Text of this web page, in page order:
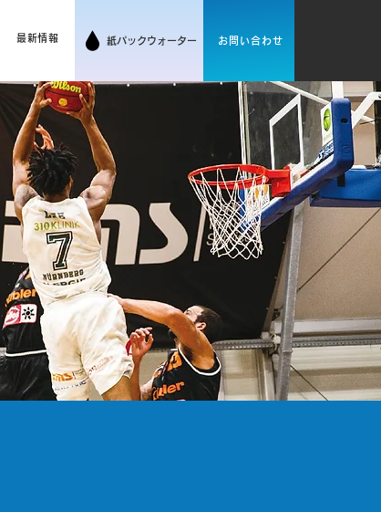
サンウィンについて
最新情報 紙パックウォーター お問い合わせ